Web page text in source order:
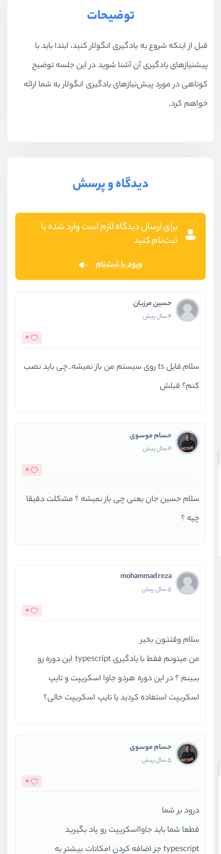
توضیحات
قبل از اینکه شروع به یادگیری انگولار کنید، ابتدا باید با
پیشنیاز‌های یادگیری آن آشنا شوید در این جلسه توضیح
کوتاهی در مورد پیش‌نیازهای یادگیری انگولار به شما ارائه
خواهم کرد.
دیدگاه و پرسش
برای ارسال دیدگاه لازم است وارد شده یا
ثبت‌نام کنید
ورود یا ثبت‌نام
حسین مرزبان
4 سال پیش
0
سلام.فایل ts روی سیستم من باز نمیشه..چی باید نصب
کنم؟ قبلش
حسام موسوی
4 سال پیش
0
سلام حسین جان یعنی چی باز نمیشه ؟ مشکلت دقیقا
چیه ؟
mohammad reza
5 سال پیش
0
سلام وقتتون بخیر
من میتونم فقط با یادگیری typescript این دوره رو
ببینم ؟ در این دوره هردو جاوا اسکریپت و تایپ
اسکریپت استفاده کردید یا تایپ اسکریپت خالی؟
حسام موسوی
5 سال پیش
0
درود بر شما
قطعا شما باید جاوااسکریپت رو یاد بگیرید
typescript جز اضافه کردن امکانات بیشتر به